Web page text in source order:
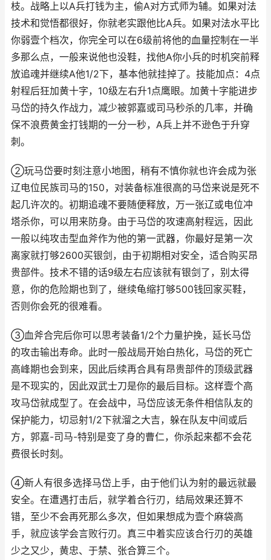
枝。战略上以A兵打钱为主，偷A对方式师为辅。如果对法
技术和觉悟都很好，你就老实跟他比A兵。如果对法水平比
你弱壹个档次，你完全可以在6级前将他的血量控制在一半
多那么点，一般来说他也没鞋，找他A你小兵的时机突前释
放追魂并继续A他1/2下，基本他就挂掉了。技能加点：4点
射程后狂加黄十字，10级左右升1点鹰眼。加黄十字能进步
马岱的持久作战力，减少被郭嘉或司马秒杀的几率，并确
保不浪费黄金打钱期的一分一秒，A兵上并不逊色于升穿
刺。
②玩马岱要时刻注意小地图，稍有不慎你就也许会成为张
辽电位民族司马的150，对装备标准很高的马岱来说是死不
起几许次的。初期追魂不要随便释放，万一张辽或电位冲
塔杀你，可以用来防身。由于马岱的攻速高射程远，因此
一般以纯攻击型血斧作为他的第一武器，你最好是第一次
离家就打够2600买银剑，由于初期相对安全，适合购买昂
贵部件。技术不错的话9级左右应该就有银剑了，别太得
意，你的危险期也到了，继续龟缩打够500钱回家买鞋，
否则你会死的很难看。
③血斧合完后你可以思考装备1/2个力量护挽，延长马岱
的攻击输出寿命。此时一般战局开始白热化，马岱的死亡
高峰期也会到来，因此后续再合具有昂贵部件的顶级武器
是不现实的，因此双武士刀是你的最后目标。这样壹个高
攻马岱就成型了。在会战中，马岱应该无条件相信队友的
保护能力，切忌射1/2下就溜之大吉，躲在队友中间或后
方，郭嘉-司马-特别是变了身的曹仁，你杀起来都不会花
费很长时刻。
④新人有很多选择马岱上手，由于他们认为射的最远就最
安全。在遭遇打击后，就学着合行刃，结局效果还算不
错，至少不会再死那么多次，但如果想成为壹个麻袋高
手，就应该学会言败行刃。真三中着实应该合行刃的英雄
少之又少，黄忠、于禁、张合算三个。